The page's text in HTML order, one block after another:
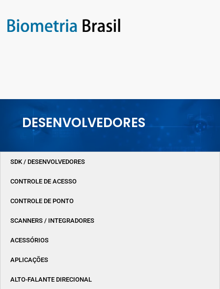
DESENVOLVEDORES
SDK / DESENVOLVEDORES
CONTROLE DE ACESSO
CONTROLE DE PONTO
SCANNERS / INTEGRADORES
ACESSÓRIOS
APLICAÇÕES
ALTO-FALANTE DIRECIONAL